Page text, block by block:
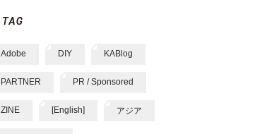
Adobe DIY KABlog
PARTNER PR / Sponsored
ZINE [English] アジア